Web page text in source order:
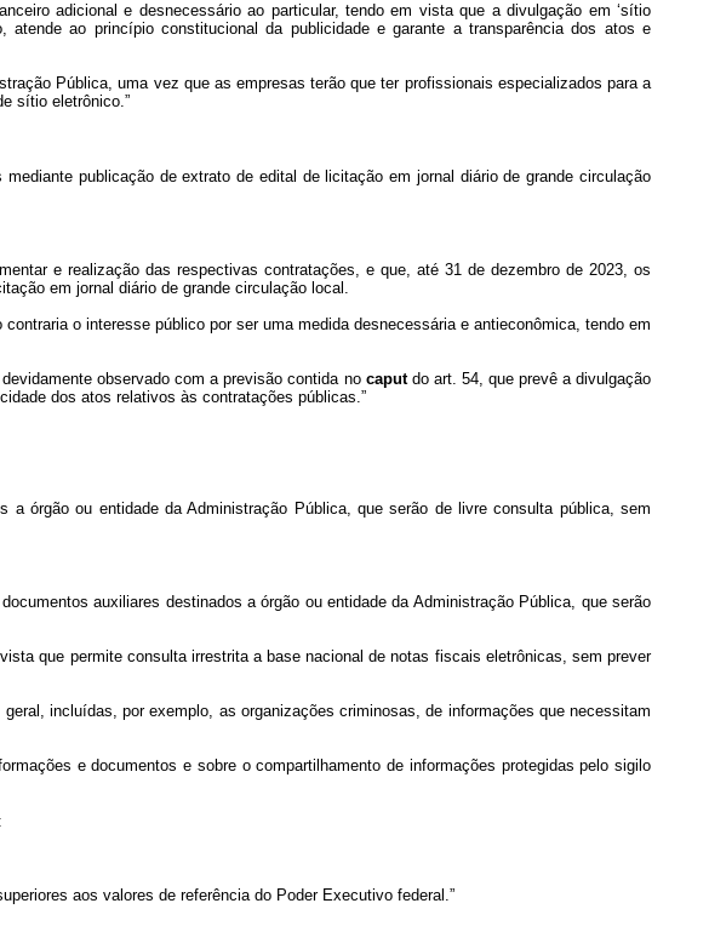
adicional e desnecessário ao particular, tendo em vista que a divulgação em ‘sítio
atende ao princípio constitucional da publicidade e garante a transparência dos atos e
Pública, uma vez que as empresas terão que ter profissionais especializados para a
sítio eletrônico.”
publicação de extrato de edital de licitação em jornal diário de grande circulação
e realização das respectivas contratações, e que, até 31 de dezembro de 2023, os
em jornal diário de grande circulação local.
o interesse público por ser uma medida desnecessária e antieconômica, tendo em
observado com a previsão contida no caputdo art. 54, que prevê a divulgação
dos atos relativos às contratações públicas.”
órgão ou entidade da Administração Pública, que serão de livre consulta pública, sem
auxiliares destinados a órgão ou entidade da Administração Pública, que serão
que permite consulta irrestrita a base nacional de notas fiscais eletrônicas, sem prever
incluídas, por exemplo, as organizações criminosas, de informações que necessitam
e documentos e sobre o compartilhamento de informações protegidas pelo sigilo
aos valores de referência do Poder Executivo federal.”